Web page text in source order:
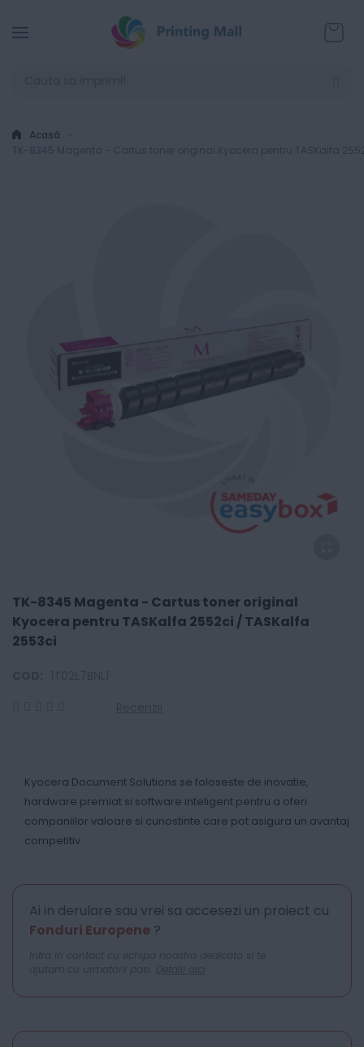
Acasă
TK-8345 Magenta - Cartus toner original Kyocera pentru TASKalfa
TK-8345 Magenta - Cartus toner original
Kyocera pentru TASKalfa 2552ci / TASKalfa
2553ci
Kyocera Document Solutions se foloseste de inovatie,
hardware premiat si software inteligent pentru a oferi
companiilor valoare si cunostinte care pot asigura un avantaj
competitiv.
Ai in derulare sau vrei sa accesezi un proiect cu
Fonduri Europene ?
Intra in contact cu echipa noastra dedicata si te
ajutam cu urmatorii pasi. Detalii aici